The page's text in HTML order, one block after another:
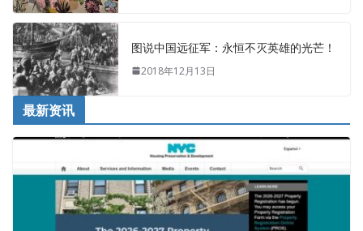
图说中国远征军：永恒不灭英雄的光芒！
2018年12月13日
最新资讯